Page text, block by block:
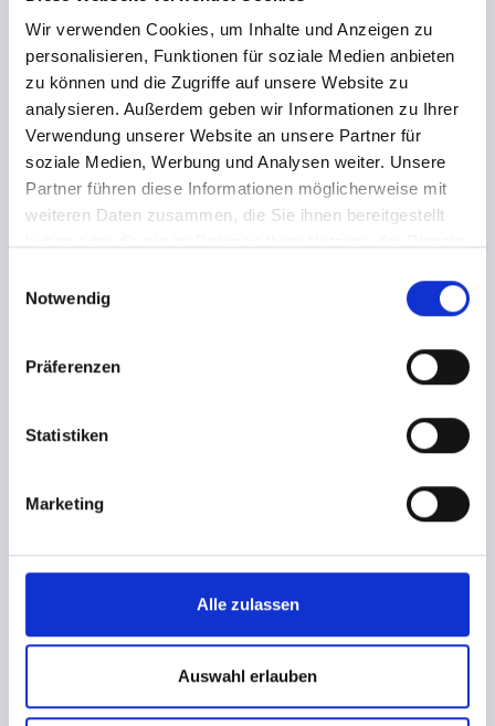
Wir verwenden Cookies, um Inhalte und Anzeigen zu
personalisieren, Funktionen für soziale Medien anbieten
zu können und die Zugriffe auf unsere Website zu
analysieren. Außerdem geben wir Informationen zu Ihrer
Verwendung unserer Website an unsere Partner für
soziale Medien, Werbung und Analysen weiter. Unsere
Partner führen diese Informationen möglicherweise mit
weiteren Daten zusammen, die Sie ihnen bereitgestellt
Notwendig
Präferenzen
Statistiken
Marketing
Alle zulassen
Auswahl erlauben
über Vorkasse sofort zur Zahlung fällig. Bei Zahlung
über den Zahlungsweg Vorkasse, verpflichtet sich
Ticketkäufer den Betrag binnen 2 Werktagen bei
Informationen zum Event
Die Ankündigungen und Informationen zu den
angebotenen Tickets sowie die verfügbaren
Einstellungen werden von dem Veranstalter über
einen eigenen Kundenzugang selbst vorgenommen.
die Richtigkeit der dort gemachten Angaben.
Veranstaltungsabsagen, terminliche Änderungen,
Ticketkäufer der entsprechenden Veranstaltungen,
jedoch ohne dazu verpflichtet zu sein. tixlr gibt in
Korrektheit und Vollständigkeit solcher Informationen.
Die Verantwortung liegt ausschließlich beim
tixlr haftet gemäß den gesetzlichen Bestimmungen